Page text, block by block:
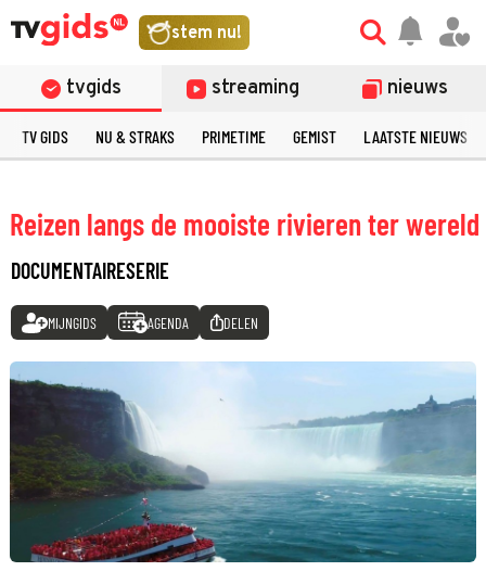
stem nu!
tvgids streaming nieuws
TV GIDS NU & STRAKS PRIMETIME GEMIST LAATSTE NIEUWS
Reizen langs de mooiste rivieren ter wereld
DOCUMENTAIRESERIE
MIJNGIDS AGENDA DELEN